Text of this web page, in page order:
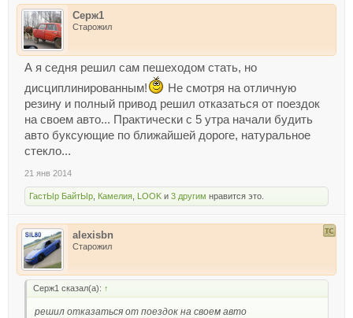
Серж1
Старожил
А я седня решил сам пешеходом стать, но
дисциплинированным!
Не смотря на отличную
резину и полный привод решил отказаться от поездок
на своем авто... Практически с 5 утра начали будить
авто буксующие по ближайшей дороге, натуральное
стекло...
21 янв 2014
ГастЫр БайтЫр Камелия LOOK и 3 другим нравится это.
alexisbn
Старожил
Серж1 сказал(а): ↑
решил отказаться от поездок на своем авто